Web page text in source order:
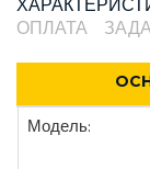
ОПЛАТА
Модель: